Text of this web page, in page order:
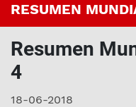
RESUMEN
Resumen
4
18-06-2018